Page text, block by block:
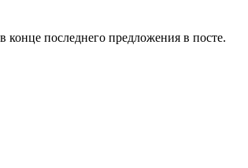
конце последнего предложения в посте.